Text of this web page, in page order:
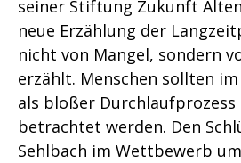
seiner Stiftung Zukunft
neue Erzählung der
nicht von Mangel, sondern
erzählt. Menschen sollten
als bloßer Durchlaufprozess
betrachtet werden. Den
Sehlbach im Wettbewerb